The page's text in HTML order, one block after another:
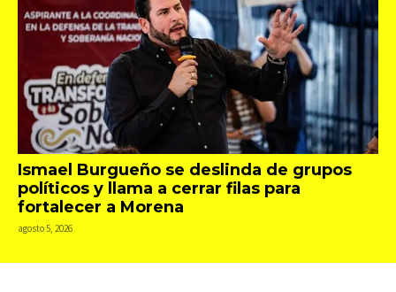
Ismael Burgueño se deslinda de grupos
políticos y llama a cerrar filas para
fortalecer a Morena
agosto 5, 2026